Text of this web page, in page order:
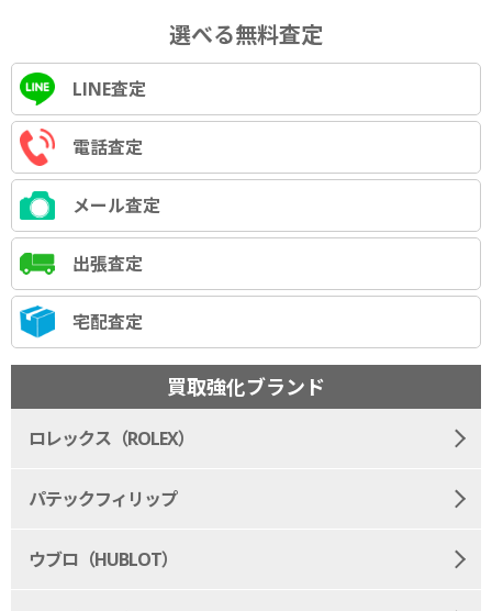
選べる無料査定
LINE査定
電話査定
メール査定
出張査定
宅配査定
買取強化ブランド
ロレックス（ROLEX）
パテックフィリップ
ウブロ（HUBLOT）